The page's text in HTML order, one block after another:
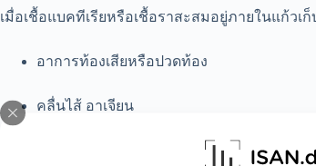
เมื่อเชื้อแบคทีเรียหรือเชื้อราสะสมอยู่ภายในแก้วเ
อาการท้องเสียหรือปวดท้อง
คลื่นไส้ อาเจียน
การติดเชื้อในระบบทางเดินอาหาร